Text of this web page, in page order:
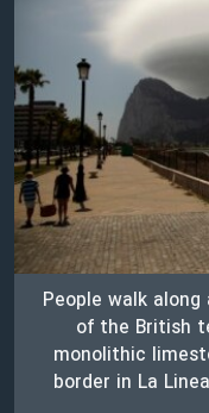
People walk
of the British
monolithic
border in La